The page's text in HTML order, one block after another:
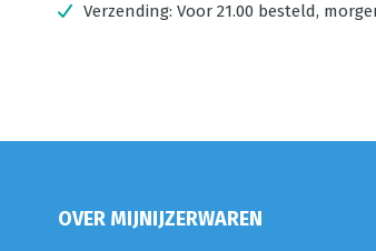
Verzending: Voor 21.00 besteld,
OVER MIJNIJZERWAREN